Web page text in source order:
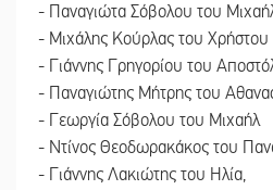
- Παναγιώτα Σόβολου του
- Μιχάλης Κούρλας του Χρήστου
- Γιάννης Γρηγορίου του
- Παναγιώτης Μήτρης του
- Γεωργία Σόβολου του Μιχαήλ
- Ντίνος Θεοδωρακάκος του
- Γιάννης Λακιώτης του Ηλία,